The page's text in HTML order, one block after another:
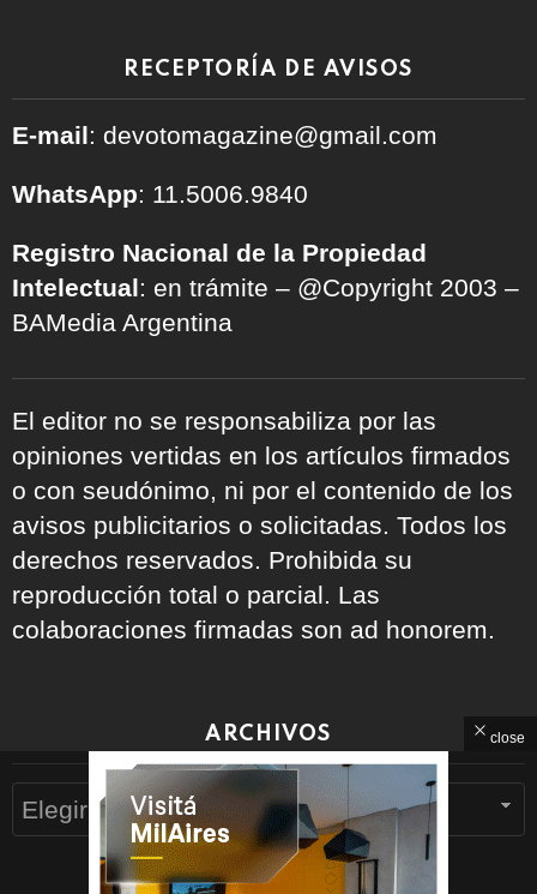
RECEPTORÍA DE AVISOS
E-mail: devotomagazine@gmail.com
WhatsApp: 11.5006.9840
Registro Nacional de la Propiedad
Intelectual: en trámite – @Copyright 2003 –
BAMedia Argentina
El editor no se responsabiliza por las
opiniones vertidas en los artículos firmados
o con seudónimo, ni por el contenido de los
avisos publicitarios o solicitadas. Todos los
derechos reservados. Prohibida su
reproducción total o parcial. Las
colaboraciones firmadas son ad honorem.
ARCHIVOS
Archivos
close